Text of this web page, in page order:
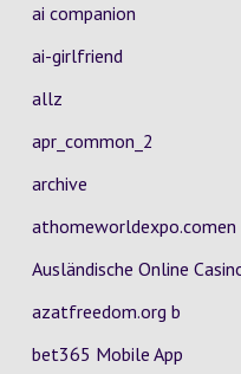
ai companion
ai-girlfriend
allz
apr_common_2
archive
Ausländische Online
azatfreedom.org b
bet365 Mobile App